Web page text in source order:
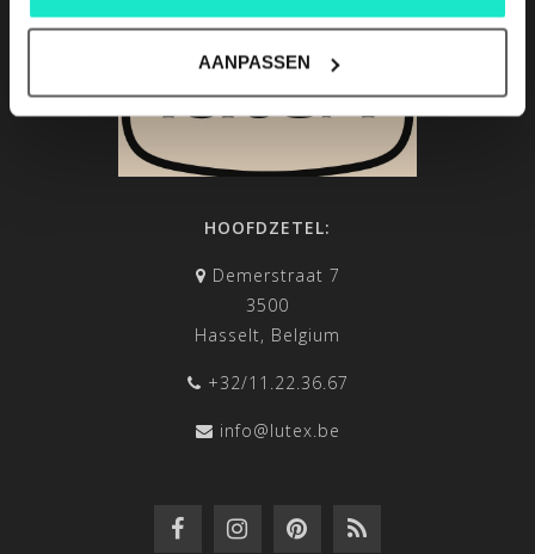
AANPASSEN
HOOFDZETEL:
Demerstraat 7
3500
Hasselt, Belgium
+32/11.22.36.67
info@lutex.be